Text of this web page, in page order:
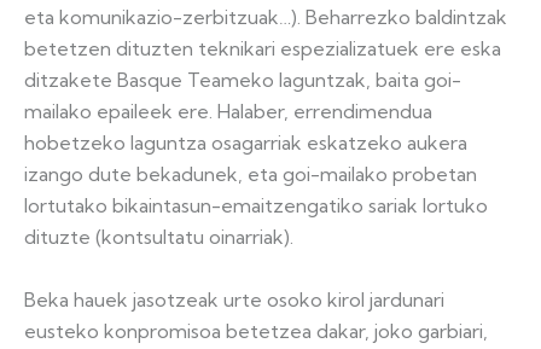
eta komunikazio-zerbitzuak…). Beharrezko baldintzak
betetzen dituzten teknikari espezializatuek ere eska
ditzakete Basque Teameko laguntzak, baita goi-
mailako epaileek ere. Halaber, errendimendua
hobetzeko laguntza osagarriak eskatzeko aukera
izango dute bekadunek, eta goi-mailako probetan
lortutako bikaintasun-emaitzengatiko sariak lortuko
dituzte (kontsultatu oinarriak).
Beka hauek jasotzeak urte osoko kirol jardunari
eusteko konpromisoa betetzea dakar, joko garbiari,